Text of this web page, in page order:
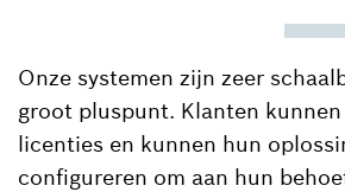
Onze systemen zijn zeer
groot pluspunt. Klanten
licenties en kunnen hun
configureren om aan hun